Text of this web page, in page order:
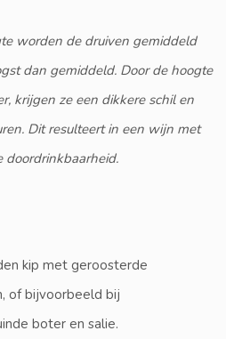
worden de druiven gemiddeld
dan gemiddeld. Door de hoogte
krijgen ze een dikkere schil en
Dit resulteert in een wijn met
doordrinkbaarheid.
kip met geroosterde
of bijvoorbeeld bij
boter en salie.